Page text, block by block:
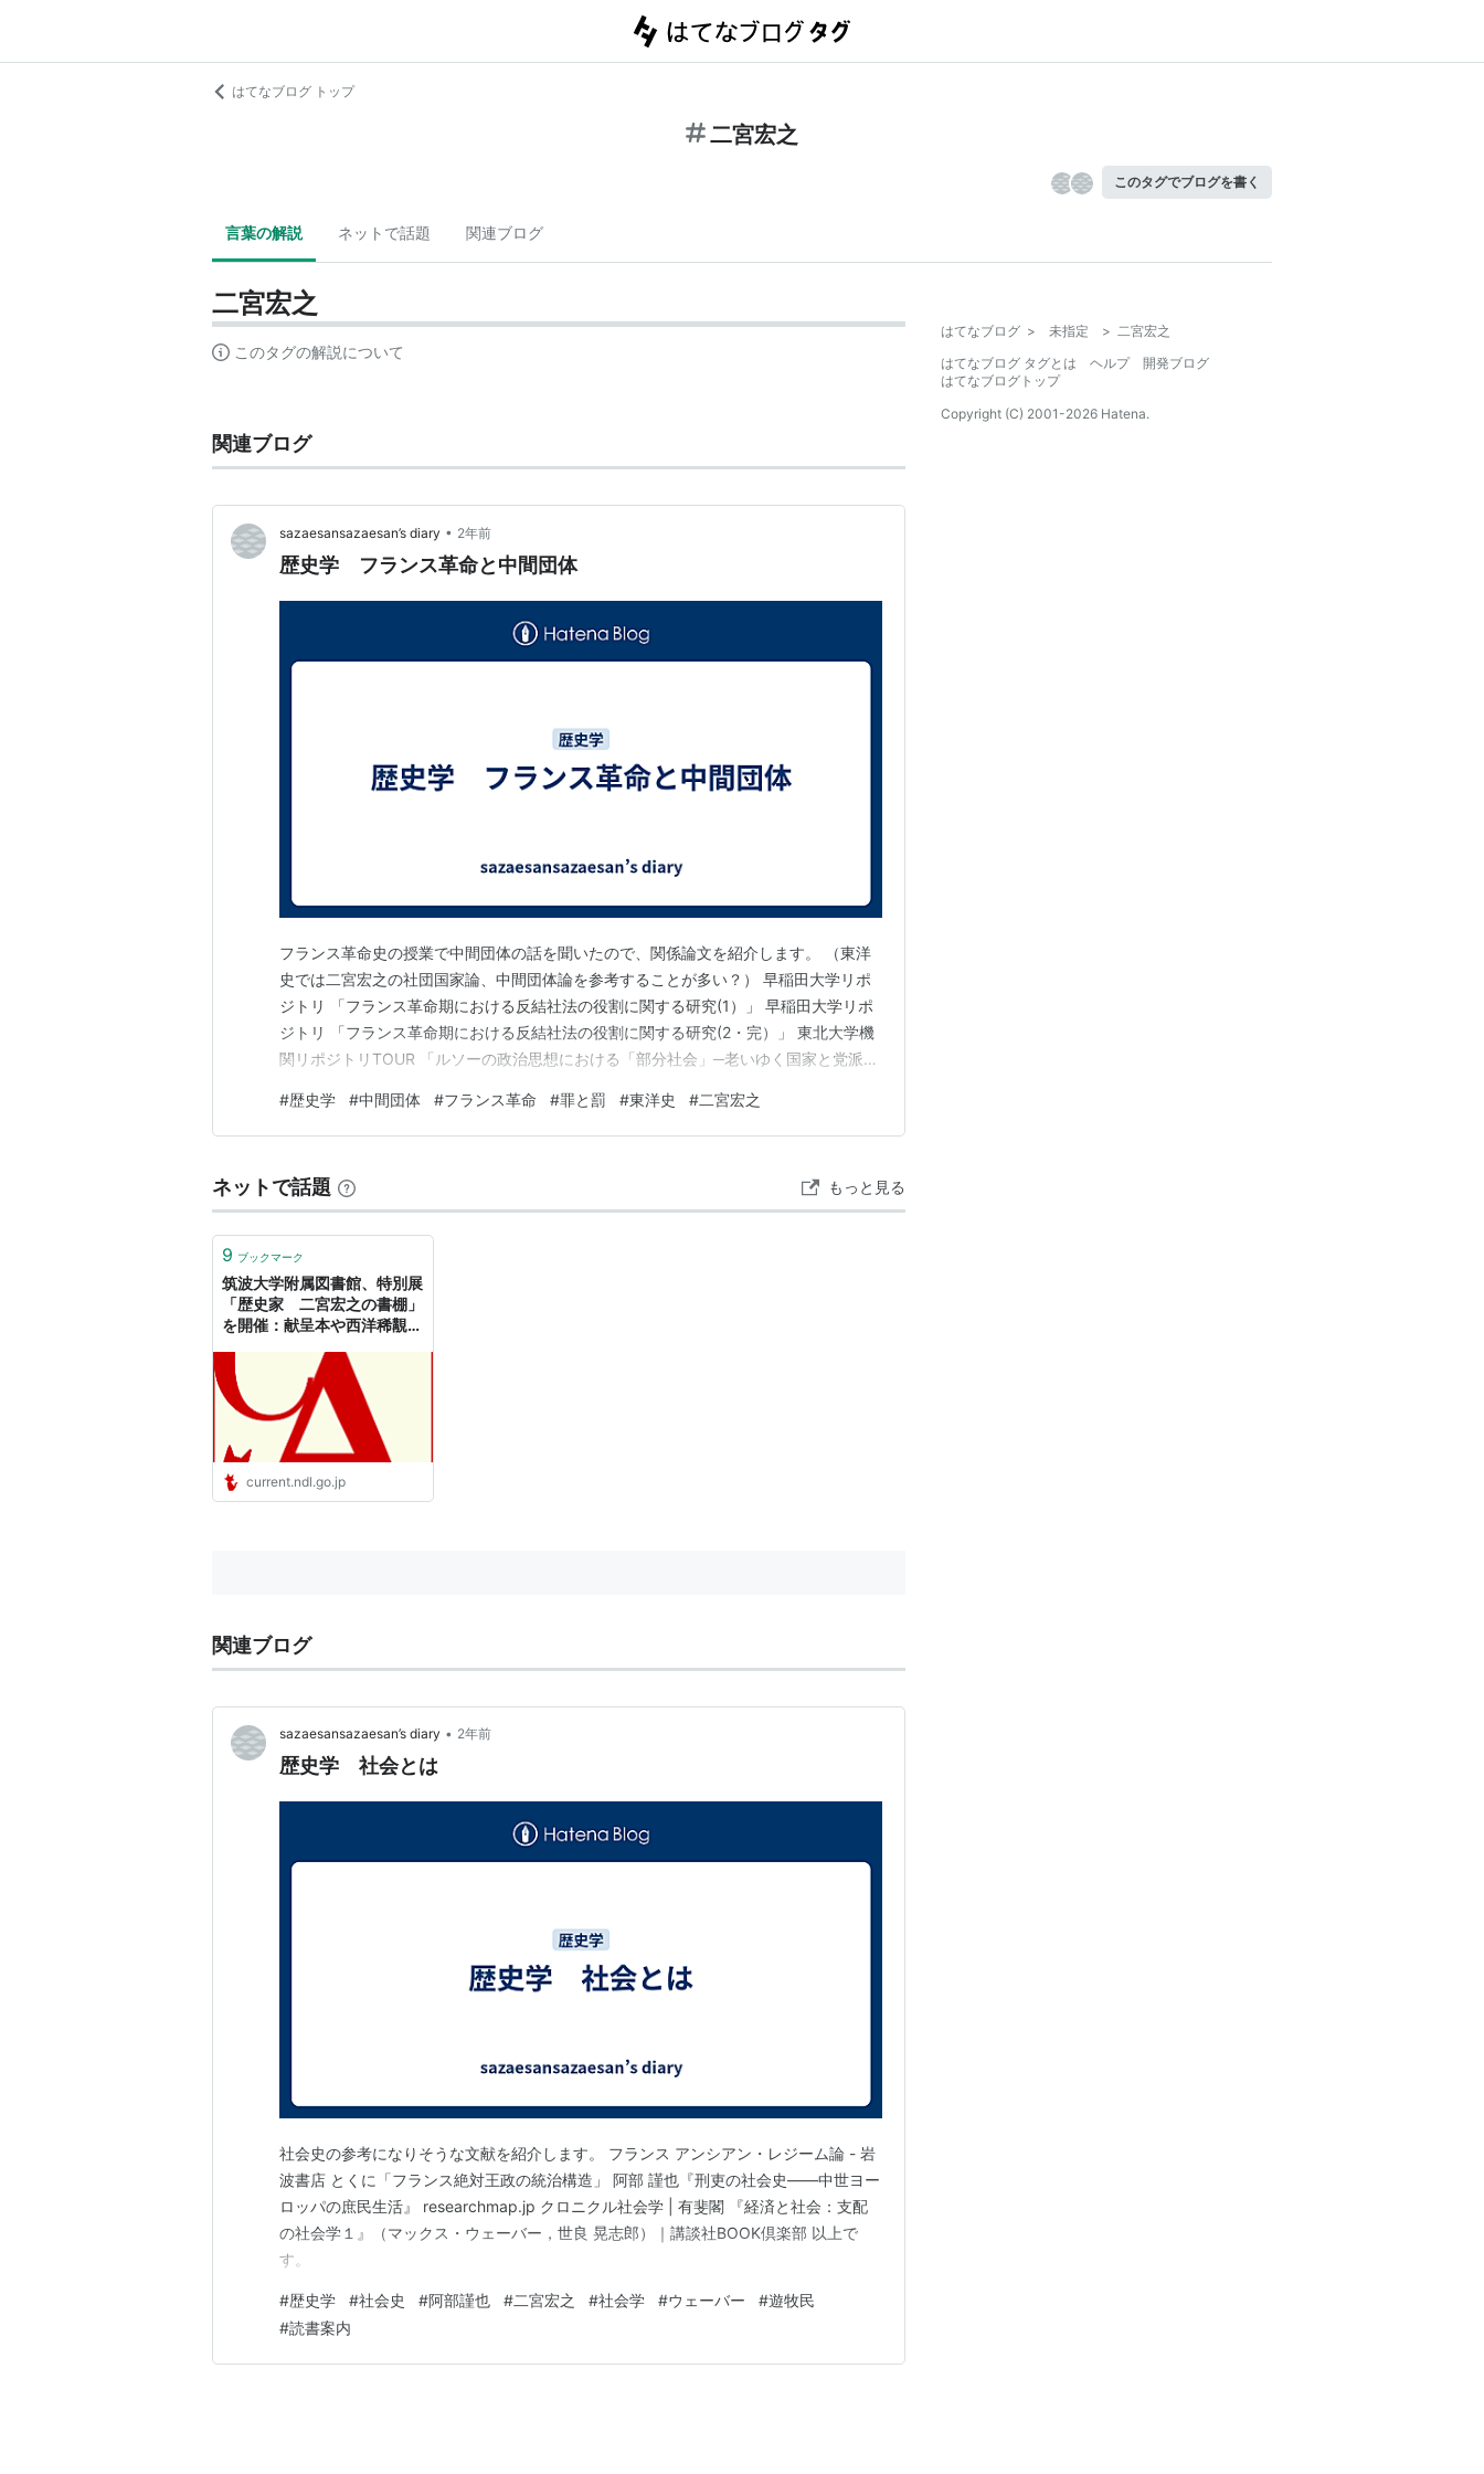
はてなブログ トップ
二宮宏之
このタグでブログを書く
言葉の解説 ネットで話題 関連ブログ
二宮宏之
このタグの解説について
関連ブログ
sazaesansazaesan’s diary • 2年前
歴史学 フランス革命と中間団体
フランス革命史の授業で中間団体の話を聞いたので、関係論文を紹介します。 （東洋
史では二宮宏之の社団国家論、中間団体論を参考することが多い？） 早稲田大学リポ
ジトリ 「フランス革命期における反結社法の役割に関する研究(1）」 早稲田大学リポ
ジトリ 「フランス革命期における反結社法の役割に関する研究(2・完）」 東北大学機
関リポジトリTOUR 「ルソーの政治思想における「部分社会」─老いゆく国家と党派の
罪と罰 の５章にこんなセリフ 「つまりあらゆる……まあたとえば、全人類的な立法者
なり建設者なりは、太古の英雄を初め…
#歴史学 #中間団体 #フランス革命 #罪と罰 #東洋史 #二宮宏之
ネットで話題 もっと見る
9 ブックマーク
筑波大学附属図書館、特別展
「歴史家 二宮宏之の書棚」
を開催：献呈本や西洋稀覯書
current.ndl.go.jp
関連ブログ
sazaesansazaesan’s diary • 2年前
歴史学 社会とは
社会史の参考になりそうな文献を紹介します。 フランス アンシアン・レジーム論 - 岩
波書店 とくに「フランス絶対王政の統治構造」 阿部 謹也『刑吏の社会史――中世ヨー
ロッパの庶民生活』 researchmap.jp クロニクル社会学 | 有斐閣 『経済と社会：支配
の社会学１』（マックス・ウェーバー，世良 晃志郎）｜講談社BOOK倶楽部 以上で
す。
#歴史学 #社会史 #阿部謹也 #二宮宏之 #社会学 #ウェーバー #遊牧民
#読書案内
はてなブログ > 未指定 > 二宮宏之
はてなブログ タグとは
ヘルプ
開発ブログ
はてなブログトップ
Copyright (C) 2001-2026 Hatena.